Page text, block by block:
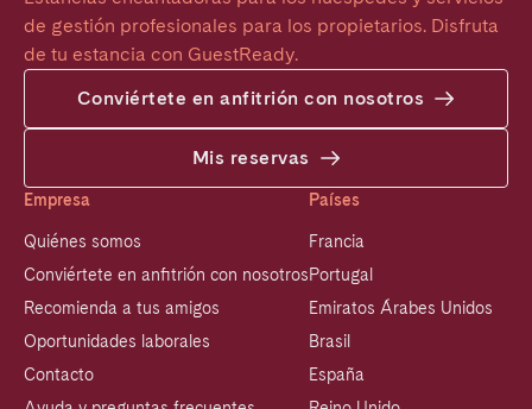
de gestión profesionales para los propietarios. Disfruta
de tu estancia con GuestReady.
Conviértete en anfitrión con nosotros
Mis reservas
Empresa
Quiénes somos
Conviértete en anfitrión con nosotros
Recomienda a tus amigos
Oportunidades laborales
Contacto
Países
Francia
Portugal
Emiratos Árabes Unidos
Brasil
España